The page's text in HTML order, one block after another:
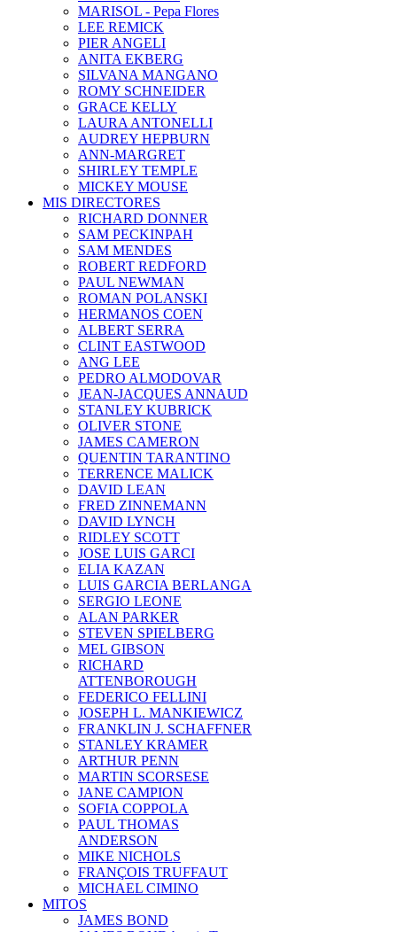
MARISOL - Pepa Flores
LEE REMICK
PIER ANGELI
ANITA EKBERG
SILVANA MANGANO
ROMY SCHNEIDER
GRACE KELLY
LAURA ANTONELLI
AUDREY HEPBURN
ANN-MARGRET
SHIRLEY TEMPLE
MICKEY MOUSE
MIS DIRECTORES
RICHARD DONNER
SAM PECKINPAH
SAM MENDES
ROBERT REDFORD
PAUL NEWMAN
ROMAN POLANSKI
HERMANOS COEN
ALBERT SERRA
CLINT EASTWOOD
ANG LEE
PEDRO ALMODOVAR
JEAN-JACQUES ANNAUD
STANLEY KUBRICK
OLIVER STONE
JAMES CAMERON
QUENTIN TARANTINO
TERRENCE MALICK
DAVID LEAN
FRED ZINNEMANN
DAVID LYNCH
RIDLEY SCOTT
JOSE LUIS GARCI
ELIA KAZAN
LUIS GARCIA BERLANGA
SERGIO LEONE
ALAN PARKER
STEVEN SPIELBERG
MEL GIBSON
RICHARD
ATTENBOROUGH
FEDERICO FELLINI
JOSEPH L. MANKIEWICZ
FRANKLIN J. SCHAFFNER
STANLEY KRAMER
ARTHUR PENN
MARTIN SCORSESE
JANE CAMPION
SOFIA COPPOLA
PAUL THOMAS
ANDERSON
MIKE NICHOLS
FRANÇOIS TRUFFAUT
MICHAEL CIMINO
MITOS
JAMES BOND